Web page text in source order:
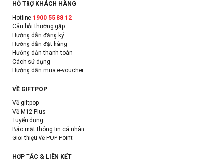
HỖ TRỢ KHÁCH HÀNG
Hotline 1900 55 88 12
Câu hỏi thường gặp
Hướng dẫn đăng ký
Hướng dẫn đặt hàng
Hướng dẫn thanh toán
Cách sử dụng
Hướng dẫn mua e-voucher
VỀ GIFTPOP
Về giftpop
Về M12 Plus
Tuyển dụng
Bảo mật thông tin cá nhân
Giới thiệu về POP Point
HỢP TÁC & LIÊN KẾT